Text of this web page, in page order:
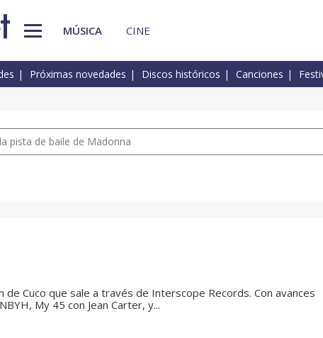
MÚSICA CINE
Próximas novedades Discos históricos Canciones
pista de baile de Madonna
de Cuco que sale a través de Interscope Records. Con avances
My 45 con Jean Carter, y...